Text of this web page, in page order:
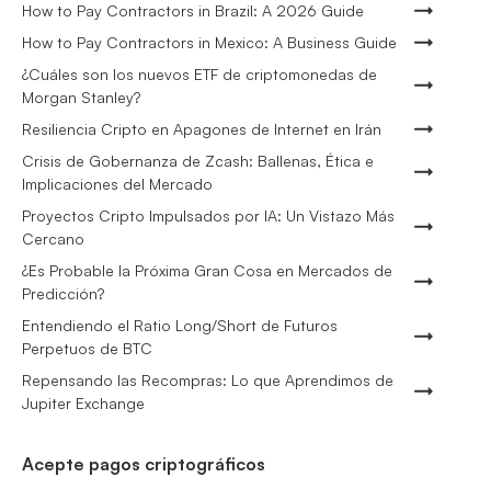
How to Pay Contractors in Brazil: A 2026 Guide
How to Pay Contractors in Mexico: A Business Guide
¿Cuáles son los nuevos ETF de criptomonedas de
Morgan Stanley?
Resiliencia Cripto en Apagones de Internet en Irán
Crisis de Gobernanza de Zcash: Ballenas, Ética e
Implicaciones del Mercado
Proyectos Cripto Impulsados por IA: Un Vistazo Más
Cercano
¿Es Probable la Próxima Gran Cosa en Mercados de
Predicción?
Entendiendo el Ratio Long/Short de Futuros
Perpetuos de BTC
Repensando las Recompras: Lo que Aprendimos de
Jupiter Exchange
Acepte pagos criptográficos